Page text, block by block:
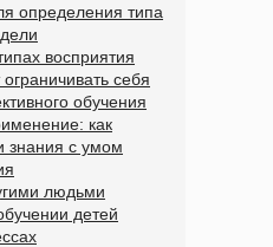
определения типа
восприятия
себя
обучения
как
знания с умом
людьми
детей